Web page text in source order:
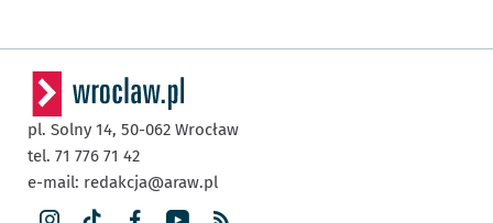
pl. Solny 14, 50-062 Wrocław
tel. 71 776 71 42
e-mail: redakcja@araw.pl